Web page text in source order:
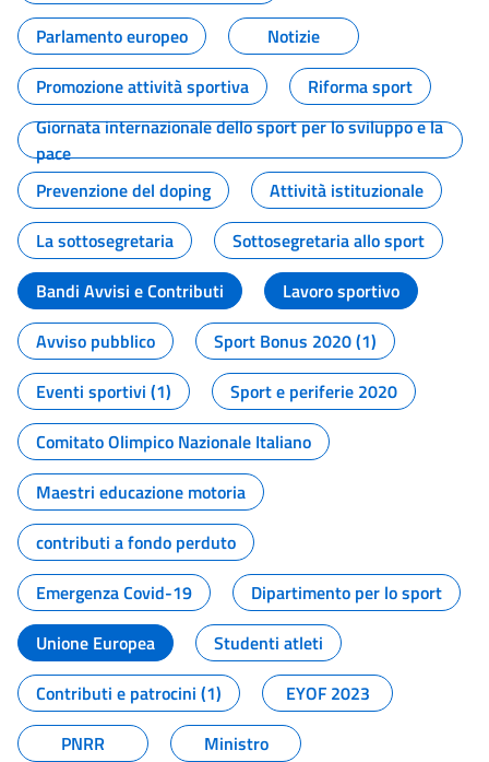
Parlamento europeo
Notizie
Promozione attività sportiva
Riforma sport
Giornata internazionale dello sport per lo sviluppo e la
pace
Prevenzione del doping
Attività istituzionale
La sottosegretaria
Sottosegretaria allo sport
Bandi Avvisi e Contributi
Lavoro sportivo
Avviso pubblico
Sport Bonus 2020 (1)
Eventi sportivi (1)
Sport e periferie 2020
Comitato Olimpico Nazionale Italiano
Maestri educazione motoria
contributi a fondo perduto
Emergenza Covid-19
Dipartimento per lo sport
Unione Europea
Studenti atleti
Contributi e patrocini (1)
EYOF 2023
PNRR
Ministro